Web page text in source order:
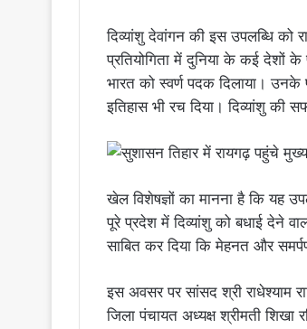
दिव्यांशु देवांगन की इस उपलब्धि को
प्रतियोगिता में दुनिया के कई देशों के
भारत को स्वर्ण पदक दिलाया। उनके
इतिहास भी रच दिया। दिव्यांशु की
खेल विशेषज्ञों का मानना है कि यह
पूरे प्रदेश में दिव्यांशु को बधाई देने
साबित कर दिया कि मेहनत और
इस अवसर पर सांसद श्री राधेश्याम
जिला पंचायत अध्यक्ष श्रीमती शिखा